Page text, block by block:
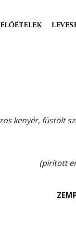
ELŐÉTELEK
kenyér, füstölt
(pirított